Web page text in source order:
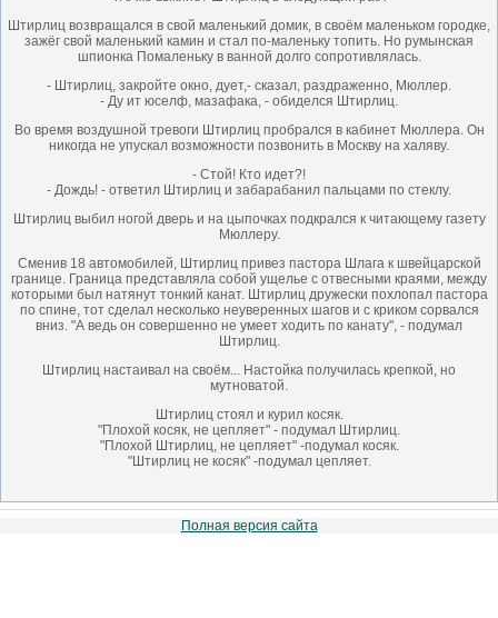
Штирлиц возвращался в свой маленький домик, в своём маленьком городке,
зажёг свой маленький камин и стал по-маленьку топить. Но румынская
шпионка Помаленьку в ванной долго сопротивлялась.
- Штирлиц, закройте окно, дует,- сказал, раздраженно, Мюллер.
- Ду ит юселф, мазафака, - обиделся Штирлиц.
Во время воздушной тревоги Штирлиц пробрался в кабинет Мюллера. Он
никогда не упускал возможности позвонить в Москву на халяву.
- Стой! Кто идет?!
- Дождь! - ответил Штирлиц и забарабанил пальцами по стеклу.
Штирлиц выбил ногой дверь и на цыпочках подкрался к читающему газету
Мюллеру.
Сменив 18 автомобилей, Штирлиц привез пастора Шлага к швейцарской
границе. Граница представляла собой ущелье с отвесными краями, между
которыми был натянут тонкий канат. Штирлиц дружески похлопал пастора
по спине, тот сделал несколько неуверенных шагов и с криком сорвался
вниз. "А ведь он совершенно не умеет ходить по канату", - подумал
Штирлиц.
Штирлиц настаивал на своём... Настойка получилась крепкой, но
мутноватой.
Штирлиц стоял и курил косяк.
"Плохой косяк, не цепляет" - подумал Штирлиц.
"Плохой Штирлиц, не цепляет" -подумал косяк.
"Штирлиц не косяк" -подумал цепляет.
Полная версия сайта